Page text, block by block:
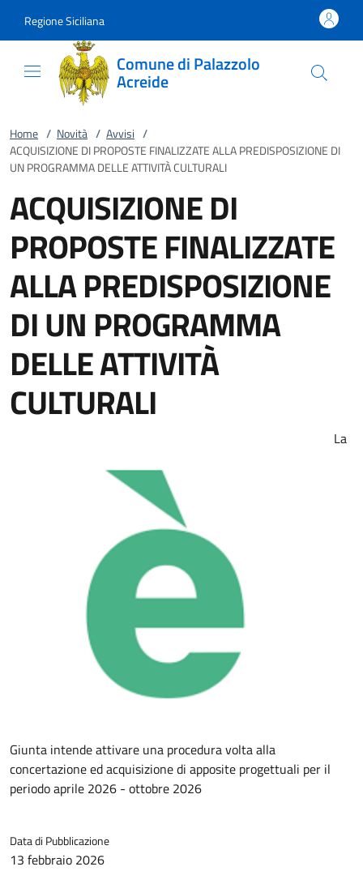
Regione Siciliana
Comune di Palazzolo
Acreide
Home / Novità / Avvisi /
ACQUISIZIONE DI PROPOSTE FINALIZZATE ALLA PREDISPOSIZIONE DI
UN PROGRAMMA DELLE ATTIVITÀ CULTURALI
ACQUISIZIONE DI
PROPOSTE FINALIZZATE
ALLA PREDISPOSIZIONE
DI UN PROGRAMMA
DELLE ATTIVITÀ
CULTURALI
La
Giunta intende attivare una procedura volta alla
concertazione ed acquisizione di apposite progettuali per il
periodo aprile 2026 - ottobre 2026
Data di Pubblicazione
13 febbraio 2026